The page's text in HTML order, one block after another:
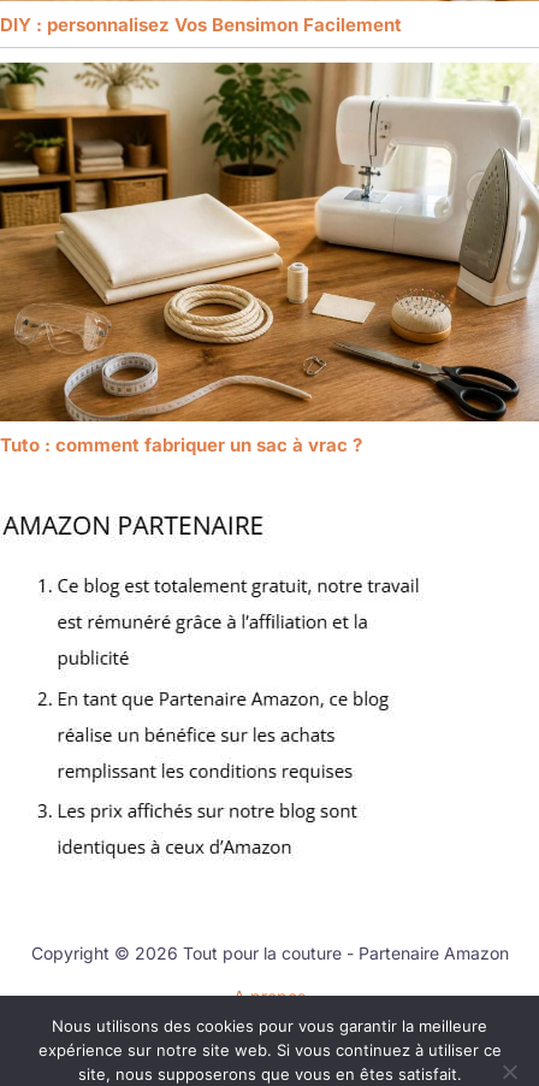
DIY : personnalisez Vos Bensimon Facilement
Tuto : comment fabriquer un sac à vrac ?
Copyright © 2026 Tout pour la couture - Partenaire Amazon
A propos
Contact
Mentions légales
Nous utilisons des cookies pour vous garantir la meilleure
expérience sur notre site web. Si vous continuez à utiliser ce
site, nous supposerons que vous en êtes satisfait.